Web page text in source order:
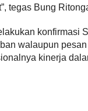
tegas Bung
konfirmasi
walaupun
kinerja